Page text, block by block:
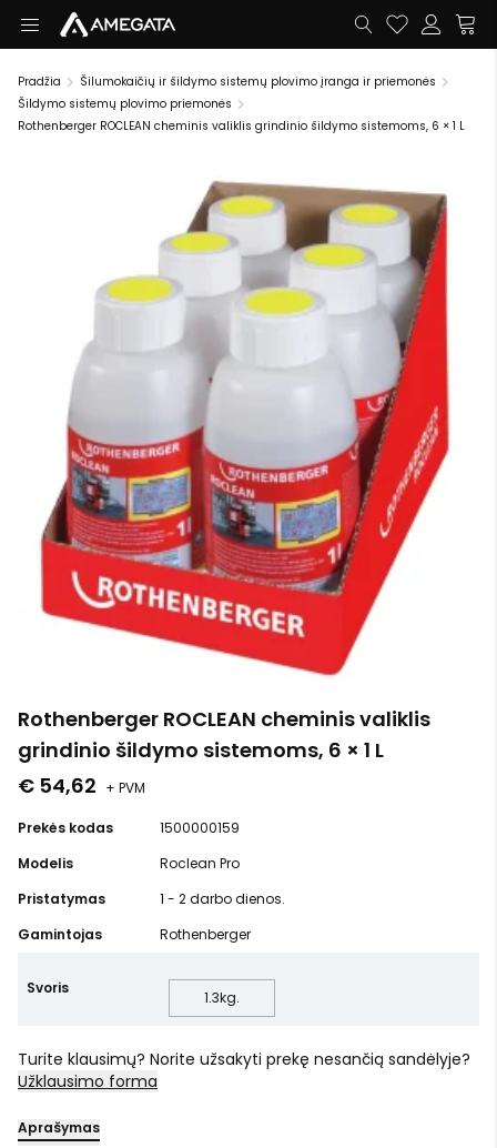
Pradžia
Šilumokaičių ir šildymo sistemų plovimo įranga ir priemonės
Šildymo sistemų plovimo priemonės
Rothenberger ROCLEAN cheminis valiklis grindinio šildymo sistemoms, 6 × 1 L
Rothenberger ROCLEAN cheminis valiklis
grindinio šildymo sistemoms, 6 × 1 L
€ 54,62 + PVM
Prekės kodas
1500000159
Modelis
Roclean Pro
Pristatymas
1 - 2 darbo dienos.
Gamintojas
Rothenberger
Svoris
1.3kg.
Turite klausimų? Norite užsakyti prekę nesančią sandėlyje?
Užklausimo forma
Aprašymas